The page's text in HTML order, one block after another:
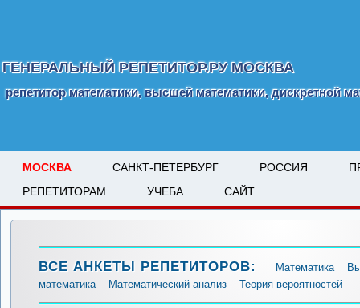
ГЕНЕРАЛЬНЫЙ РЕПЕТИТОР.РУ МОСКВА
репетитор математики, высшей математики, дискретной
МОСКВА САНКТ-ПЕТЕРБУРГ РОССИЯ
РЕПЕТИТОРАМ
УЧЕБА САЙТ
ВСЕ АНКЕТЫ РЕПЕТИТОРОВ: Математика
математика
Математический анализ Теория вероятностей